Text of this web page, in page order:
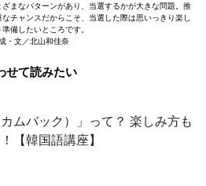
まなパターンがあり、当選するかが大きな問題。推
チャンスだからこそ、当選した際は思いっきり楽し
備したいところです。
・文／北山和佳奈
せて読みたい
カムバック）」って？ 楽しみ方も
【韓国語講座】